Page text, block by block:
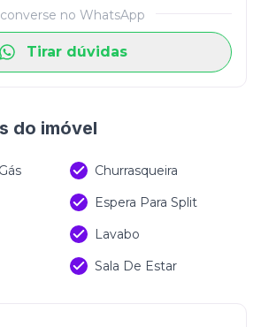
no WhatsApp
Tirar dúvidas
do imóvel
Churrasqueira
Espera Para Split
Lavabo
Sala De Estar